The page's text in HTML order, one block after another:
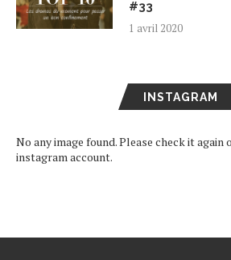
#33
1 avril 2020
INSTAGRAM
No any image found. Please check it
instagram account.